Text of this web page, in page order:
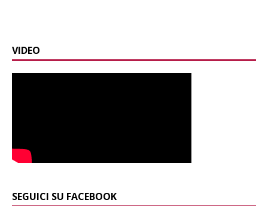
VIDEO
SEGUICI SU FACEBOOK